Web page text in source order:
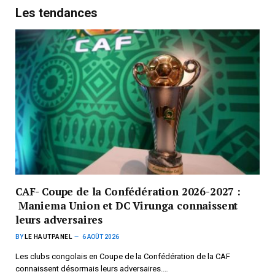
Les tendances
CAF- Coupe de la Confédération 2026-2027 :
Maniema Union et DC Virunga connaissent
leurs adversaires
BY LE HAUTPANEL 6 AOÛT 2026
Les clubs congolais en Coupe de la Confédération de la CAF
connaissent désormais leurs adversaires.…